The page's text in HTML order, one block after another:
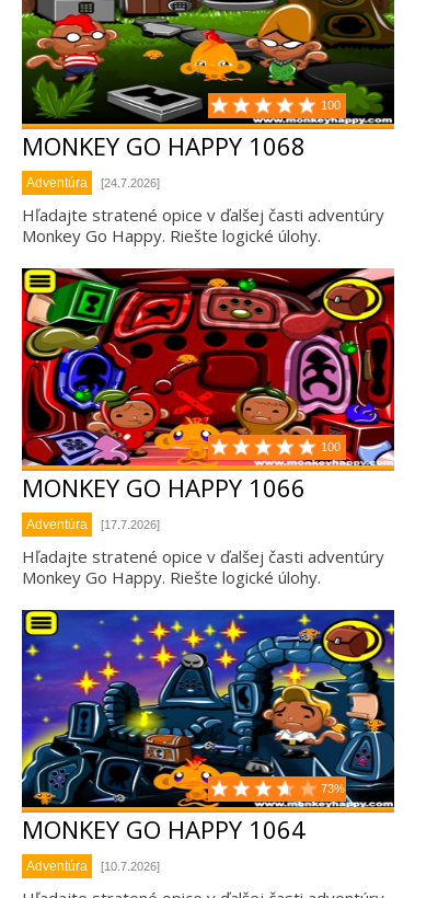
100
MONKEY GO HAPPY 1068
Adventúra [24.7.2026]
Hľadajte stratené opice v ďalšej časti adventúry
Monkey Go Happy. Riešte logické úlohy.
100
MONKEY GO HAPPY 1066
Adventúra [17.7.2026]
Hľadajte stratené opice v ďalšej časti adventúry
Monkey Go Happy. Riešte logické úlohy.
73%
MONKEY GO HAPPY 1064
Adventúra [10.7.2026]